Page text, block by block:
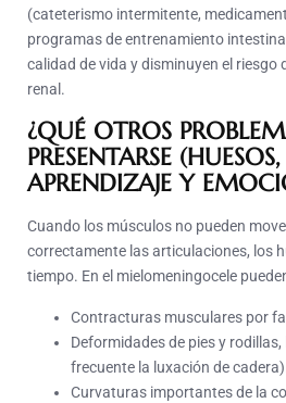
(cateterismo intermitente,
programas de entrenamiento
calidad de vida y disminuyen el riesgo
renal.
¿QUÉ OTROS
PRESENTARSE
APRENDIZAJE Y
Cuando los músculos no pueden
correctamente las articulaciones, los
tiempo. En el mielomeningocele
Contracturas musculares por
Deformidades de pies y
frecuente la luxación de
Curvaturas importantes de la